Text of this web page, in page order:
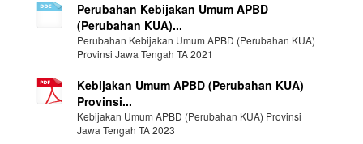
Perubahan Kebijakan Umum APBD
(Perubahan KUA)...
Perubahan Kebijakan Umum APBD (Perubahan KUA)
Provinsi Jawa Tengah TA 2021
Kebijakan Umum APBD (Perubahan KUA)
Provinsi...
Kebijakan Umum APBD (Perubahan KUA) Provinsi
Jawa Tengah TA 2023